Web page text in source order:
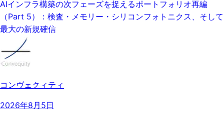
AIインフラ構築の次フェーズを捉えるポートフォリオ再編
（Part 5）：検査・メモリー・シリコンフォトニクス、そして
最大の新規確信
コンヴェクィティ
2026年8月5日